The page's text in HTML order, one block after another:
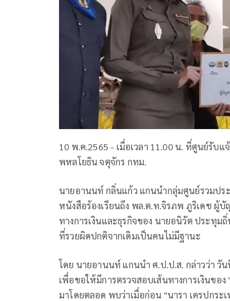
10 พ.ค.2565 - เมื่อเวลา 11.00 น. ที่ศูนย์รับ
พหลโยธิน จตุจักร กทม.
นายอานนท์ กลิ่นแก้ว แกนนำกลุ่มศูนย์รวมปร
หนังสือร้องเรียนถึง พล.ต.ท.จิรภพ ภูริเดช ผู้
ทางการเงินและธุรกิจของ นายอนิวัต ประทุม
ที่รวยผิดปกติจากเดิมเป็นคนไม่มีฐานะ
โดย นายอานนท์ แกนนำ ศ.ป.ป.ส. กล่าวว่า วั
เพื่อขอให้มีการตรวจสอบเส้นทางการเงินขอ
มาโดยตลอด พบว่าเมื่อก่อน "นารา เครปกร